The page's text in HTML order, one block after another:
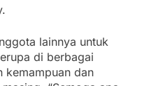
lainnya untuk
di berbagai
kemampuan dan